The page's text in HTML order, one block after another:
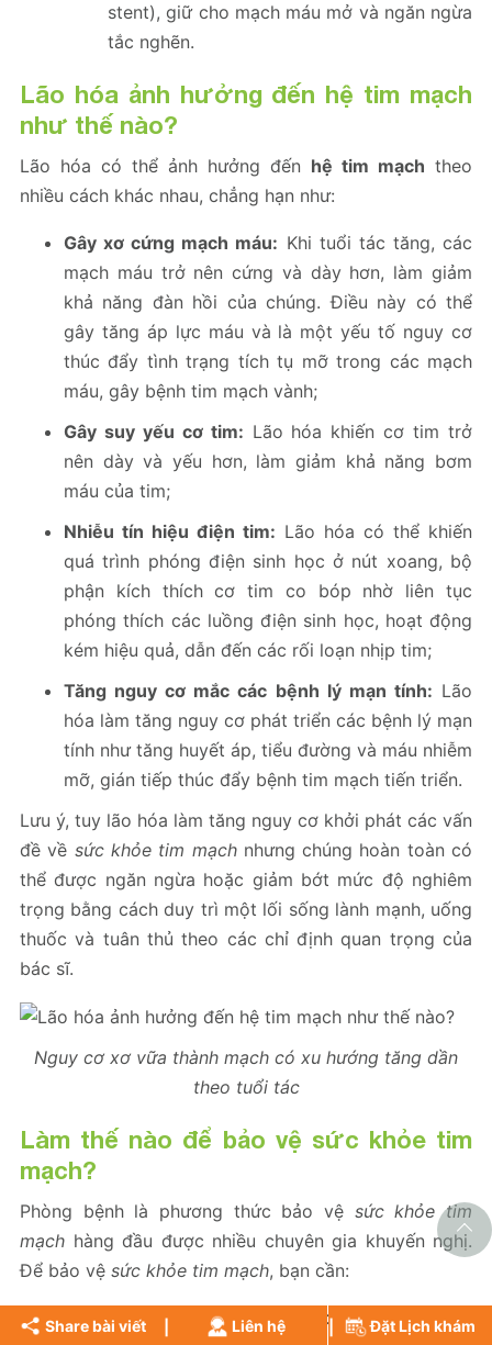
stent), giữ cho mạch máu mở và ngăn ngừa
tắc nghẽn.
Lão hóa ảnh hưởng đến hệ tim mạch
như thế nào?
Lão hóa có thể ảnh hưởng đến hệ tim mạch theo
nhiều cách khác nhau, chẳng hạn như:
Gây xơ cứng mạch máu: Khi tuổi tác tăng, các
mạch máu trở nên cứng và dày hơn, làm giảm
khả năng đàn hồi của chúng. Điều này có thể
gây tăng áp lực máu và là một yếu tố nguy cơ
thúc đẩy tình trạng tích tụ mỡ trong các mạch
máu, gây bệnh tim mạch vành;
Gây suy yếu cơ tim: Lão hóa khiến cơ tim trở
nên dày và yếu hơn, làm giảm khả năng bơm
máu của tim;
Nhiễu tín hiệu điện tim: Lão hóa có thể khiến
quá trình phóng điện sinh học ở nút xoang, bộ
phận kích thích cơ tim co bóp nhờ liên tục
phóng thích các luồng điện sinh học, hoạt động
kém hiệu quả, dẫn đến các rối loạn nhịp tim;
Tăng nguy cơ mắc các bệnh lý mạn tính: Lão
hóa làm tăng nguy cơ phát triển các bệnh lý mạn
tính như tăng huyết áp, tiểu đường và máu nhiễm
mỡ, gián tiếp thúc đẩy bệnh tim mạch tiến triển.
Lưu ý, tuy lão hóa làm tăng nguy cơ khởi phát các vấn
đề về sức khỏe tim mạchnhưng chúng hoàn toàn có
thể được ngăn ngừa hoặc giảm bớt mức độ nghiêm
trọng bằng cách duy trì một lối sống lành mạnh, uống
thuốc và tuân thủ theo các chỉ định quan trọng của
bác sĩ.
Nguy cơ xơ vữa thành mạch có xu hướng tăng dần
theo tuổi tác
Làm thế nào để bảo vệ sức khỏe tim
mạch?
Phòng bệnh là phương thức bảo vệ sức khỏe tim
mạch hàng đầu được nhiều chuyên gia khuyến nghị.
Để bảo vệ sức khỏe tim mạch, bạn cần:
Xây dựng một chế độ ăn khoa học:Hạn chế
Share bài viết Liên hệ Đặt Lịch khám